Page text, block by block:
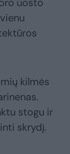
kilmės
stogu ir
skrydį.